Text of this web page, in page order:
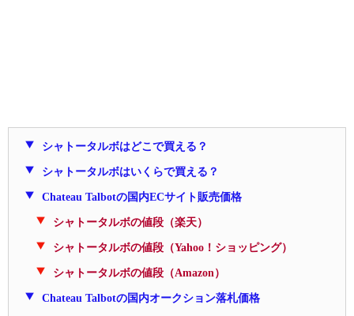
シャトータルボはどこで買える？
シャトータルボはいくらで買える？
Chateau Talbotの国内ECサイト販売価格
シャトータルボの値段（楽天）
シャトータルボの値段（Yahoo！ショッピング）
シャトータルボの値段（Amazon）
Chateau Talbotの国内オークション落札価格